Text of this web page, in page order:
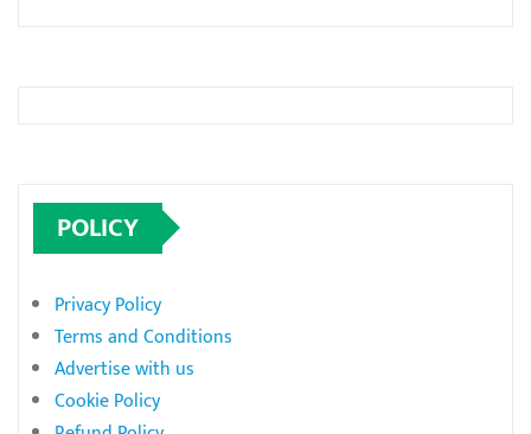
POLICY
Privacy Policy
Terms and Conditions
Advertise with us
Cookie Policy